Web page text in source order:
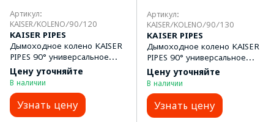
Артикул:
KAISER/KOLENO/90/120
KAISER PIPES
Дымоходное колено KAISER
PIPES 90° универсальное
регулируемое (2 мм) Ø120
Цену уточняйте
В наличии
Узнать цену
Артикул:
KAISER/KOLENO/90/130
KAISER PIPES
Дымоходное колено KAISER
PIPES 90° универсальное
регулируемое (2 мм) Ø130
Цену уточняйте
В наличии
Узнать цену